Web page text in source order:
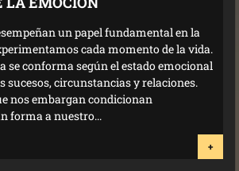
un papel fundamental en la
cada momento de la vida.
se conforma según el estado emocional
sucesos, circunstancias y relaciones.
nos embargan condicionan
forma a nuestro...
+